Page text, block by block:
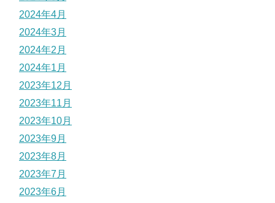
2024年4月
2024年3月
2024年2月
2024年1月
2023年12月
2023年11月
2023年10月
2023年9月
2023年8月
2023年7月
2023年6月